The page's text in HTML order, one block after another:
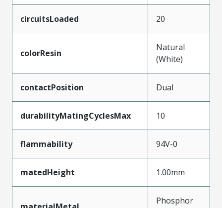
circuitsLoaded 20
colorResin
Natural
(White)
contactPosition Dual
durabilityMatingCyclesMax 10
flammability 94V-0
matedHeight 1.00mm
Phosphor